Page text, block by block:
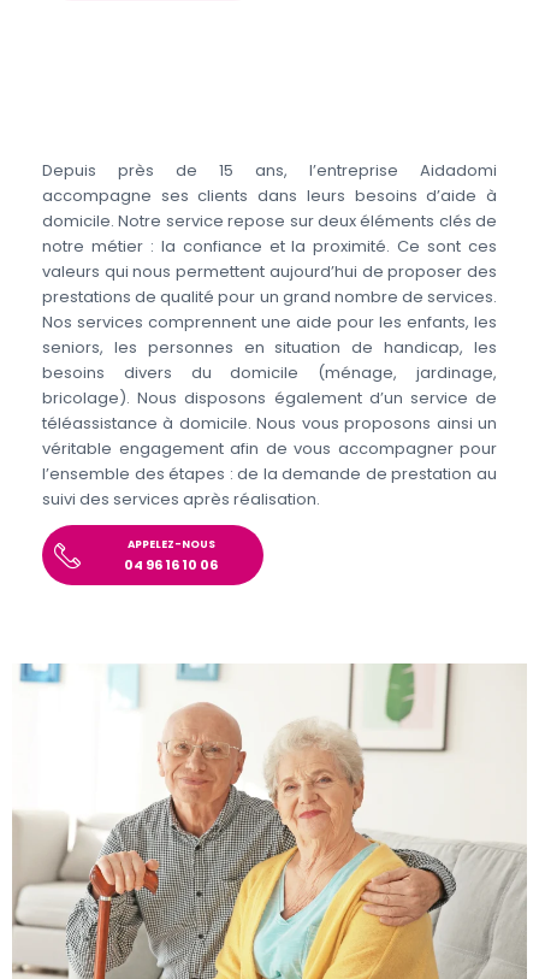
Depuis près de 15 ans, l’entreprise Aidadomi
accompagne ses clients dans leurs besoins d’aide à
domicile. Notre service repose sur deux éléments clés de
notre métier : la confiance et la proximité. Ce sont ces
valeurs qui nous permettent aujourd’hui de proposer des
prestations de qualité pour un grand nombre de services.
Nos services comprennent une aide pour les enfants, les
seniors, les personnes en situation de handicap, les
besoins divers du domicile (ménage, jardinage,
bricolage). Nous disposons également d’un service de
téléassistance à domicile. Nous vous proposons ainsi un
véritable engagement afin de vous accompagner pour
l’ensemble des étapes : de la demande de prestation au
suivi des services après réalisation.
APPELEZ-NOUS
04 96 16 10 06